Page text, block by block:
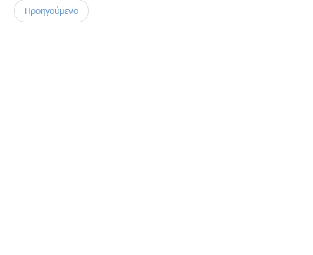
Προηγούμενο